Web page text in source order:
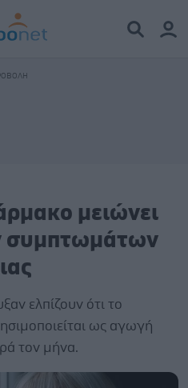
μειώνει
συμπτωμάτων
ελπίζουν ότι το
ως αγωγή
τον μήνα.